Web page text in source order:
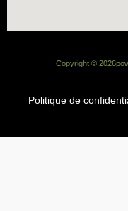
Copyright ©2026
Politique de